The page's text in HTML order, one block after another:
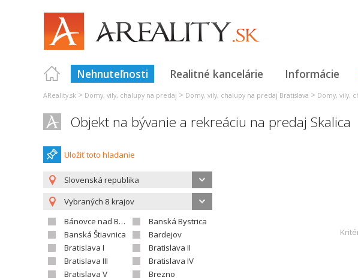
Nehnuteľnosti Realitné kancelárie Informácie
AReality.sk > Domy, vily, chalupy na predaj > Domy, vily, chalupy na predaj Bratislava > Domy, vily,
Objekt na bývanie a rekreáciu na predaj Skalica
Uložiť toto hladanie
Slovenská republika
Vybraných 8 krajov
Bánovce nad Bebravou
Banská Bystrica
Banská Štiavnica
Bardejov
Bratislava I
Bratislava II
Bratislava III
Bratislava IV
Bratislava V
Brezno